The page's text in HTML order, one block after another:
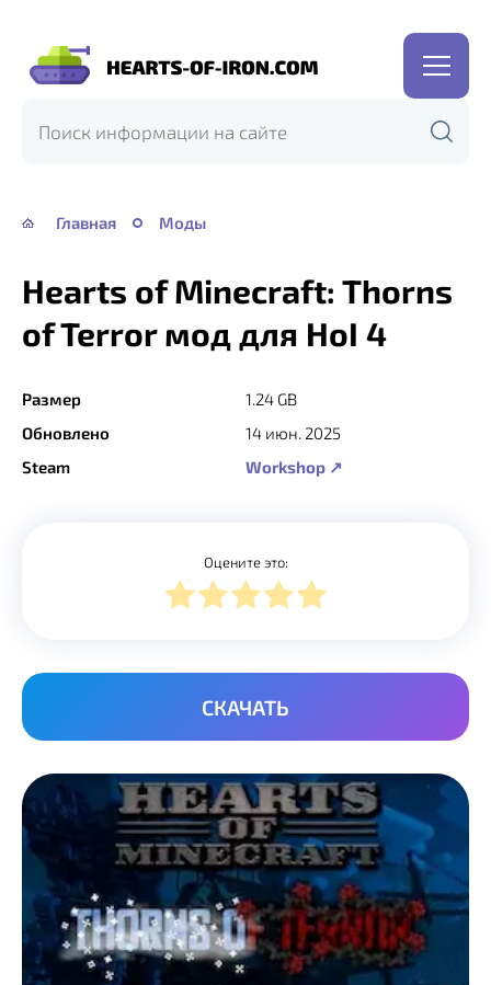
Hearts
Iron
Главная Моды
Hearts of Minecraft: Thorns
of Terror мод для HoI 4
Размер
1.24 GB
Обновлено
14 июн. 2025
Steam
Workshop ↗
Оцените это:
СКАЧАТЬ